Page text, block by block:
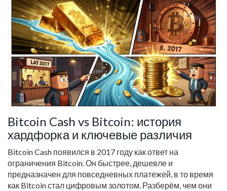
Bitcoin Cash vs Bitcoin: история
хардфорка и ключевые различия
Bitcoin Cash появился в 2017 году как ответ на
ограничения Bitcoin. Он быстрее, дешевле и
предназначен для повседневных платежей, в то время
как Bitcoin стал цифровым золотом. Разберём, чем они